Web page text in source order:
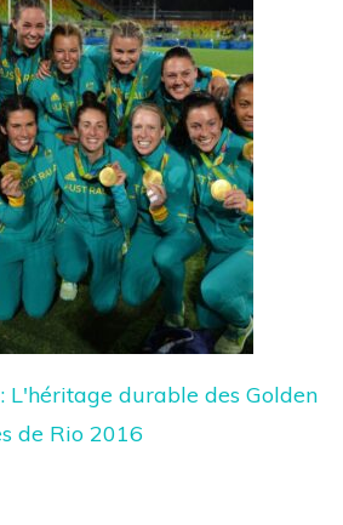
L'héritage durable des Golden
de Rio 2016